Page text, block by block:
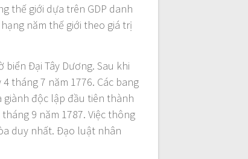
thế giới dựa trên GDP danh
năm thế giới theo giá trị
Đại Tây Dương. Sau khi
tháng 7 năm 1776. Các bang
giành độc lập đầu tiên thành
9 năm 1787. Việc thông
duy nhất. Đạo luật nhân